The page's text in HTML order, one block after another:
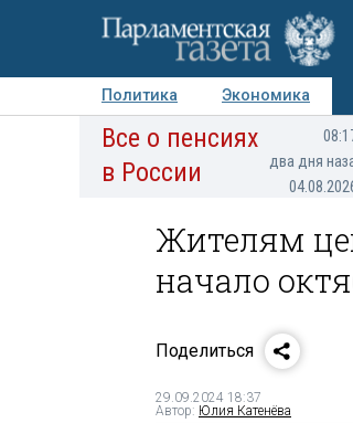
Политика Экономика
Авторы Персоны
Все о пенсиях
в России
два дня
Жителям
начало
Поделиться
29.09.2024 18:37
Автор: Юлия Катенёва